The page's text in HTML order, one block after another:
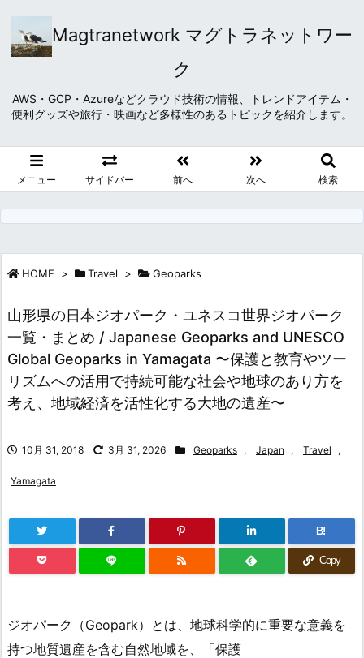
Magtranetwork マグトラネットワー
ク
AWS・GCP・Azureなどクラウド技術の情報、トレンドアイテム・
便利グッズや旅行・映画など多様性のあるトピックを紹介します。
メニュー サイドバー 前へ 次へ 検索
HOME > Travel > Geoparks
山形県の日本ジオパーク・ユネスコ世界ジオパーク
一覧・まとめ / Japanese Geoparks and UNESCO
Global Geoparks in Yamagata 〜保護と教育やツー
リズムへの活用で持続可能な社会や地球のあり方を
考え、地域経済を活性化する大地の遺産〜
10月 31, 2018 3月 31, 2026 Geoparks , Japan , Travel ,
Yamagata
B!
Copy
ジオパーク（Geopark）とは、地球科学的に重要な意義を
持つ地質遺産を含む自然地域を、「保護